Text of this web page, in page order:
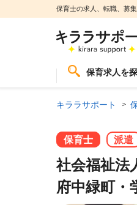
保育士の求人、転職、募
保育求人を
キララサポート
保育士 派遣
社会福祉法
府中緑町・